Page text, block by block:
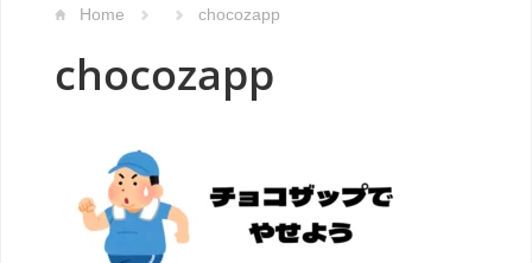
Home chocozapp
chocozapp